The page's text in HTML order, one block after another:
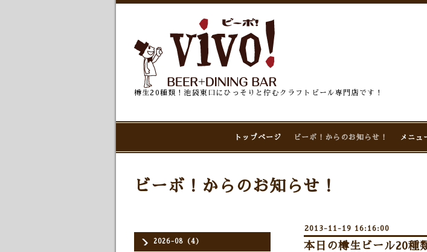
樽生20種類！池袋東口にひっそりと佇むクラフトビール専門店です！
トップページ ビーボ！からのお知らせ！ メニュ
2026-08（4）
ビーボ！からのお知らせ！
2013-11-19 16:16:00
本日の樽生ビール20